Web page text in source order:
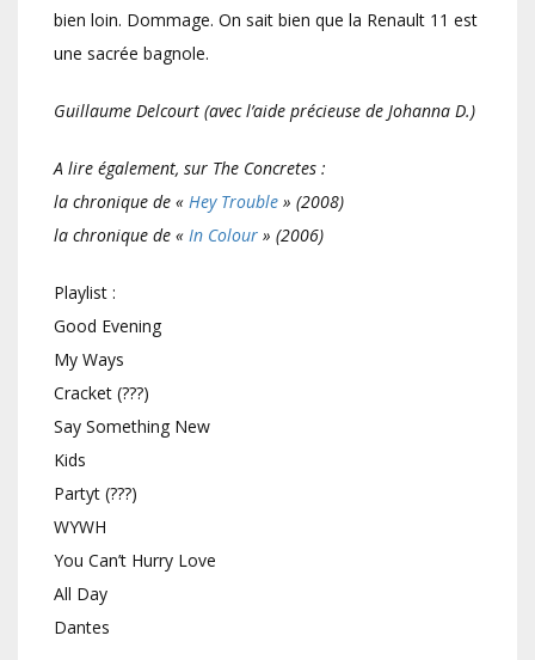
bien loin. Dommage. On sait bien que la Renault 11 est
une sacrée bagnole.
Guillaume Delcourt (avec l’aide précieuse de Johanna D.)
A lire également, sur The Concretes :
la chronique de « Hey Trouble » (2008)
la chronique de « In Colour » (2006)
Playlist :
Good Evening
My Ways
Cracket (???)
Say Something New
Kids
Partyt (???)
WYWH
You Can’t Hurry Love
All Day
Dantes